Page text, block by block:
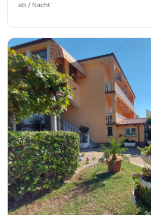
ab / Nacht